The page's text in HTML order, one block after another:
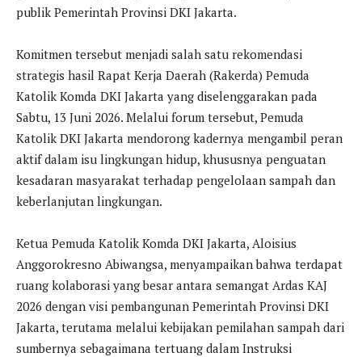
publik Pemerintah Provinsi DKI Jakarta.
Komitmen tersebut menjadi salah satu rekomendasi
strategis hasil Rapat Kerja Daerah (Rakerda) Pemuda
Katolik Komda DKI Jakarta yang diselenggarakan pada
Sabtu, 13 Juni 2026. Melalui forum tersebut, Pemuda
Katolik DKI Jakarta mendorong kadernya mengambil peran
aktif dalam isu lingkungan hidup, khususnya penguatan
kesadaran masyarakat terhadap pengelolaan sampah dan
keberlanjutan lingkungan.
Ketua Pemuda Katolik Komda DKI Jakarta, Aloisius
Anggorokresno Abiwangsa, menyampaikan bahwa terdapat
ruang kolaborasi yang besar antara semangat Ardas KAJ
2026 dengan visi pembangunan Pemerintah Provinsi DKI
Jakarta, terutama melalui kebijakan pemilahan sampah dari
sumbernya sebagaimana tertuang dalam Instruksi